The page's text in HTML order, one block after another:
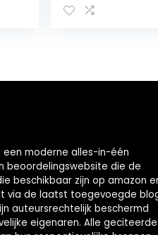
een moderne alles-in-één
beoordelingswebsite die de
beschikbaar zijn op amazon
via de laatst toegevoegde
auteursrechtelijk beschermd
eigenaren. Alle geciteerde